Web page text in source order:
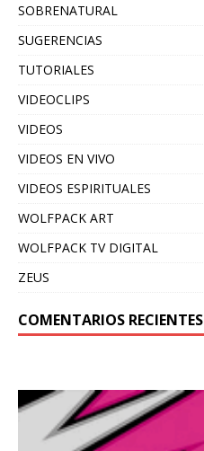
SOBRENATURAL
SUGERENCIAS
TUTORIALES
VIDEOCLIPS
VIDEOS
VIDEOS EN VIVO
VIDEOS ESPIRITUALES
WOLFPACK ART
WOLFPACK TV DIGITAL
ZEUS
COMENTARIOS RECIENTES